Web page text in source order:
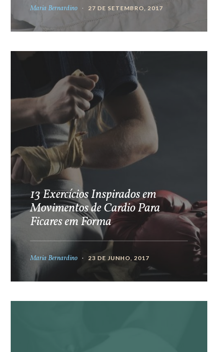
Maria Bernardino 27 DE SETEMBRO, 2017
13 Exercícios Inspirados em
Movimentos de Cardio Para
Ficares em Forma
Maria Bernardino 23 DE JUNHO, 2017